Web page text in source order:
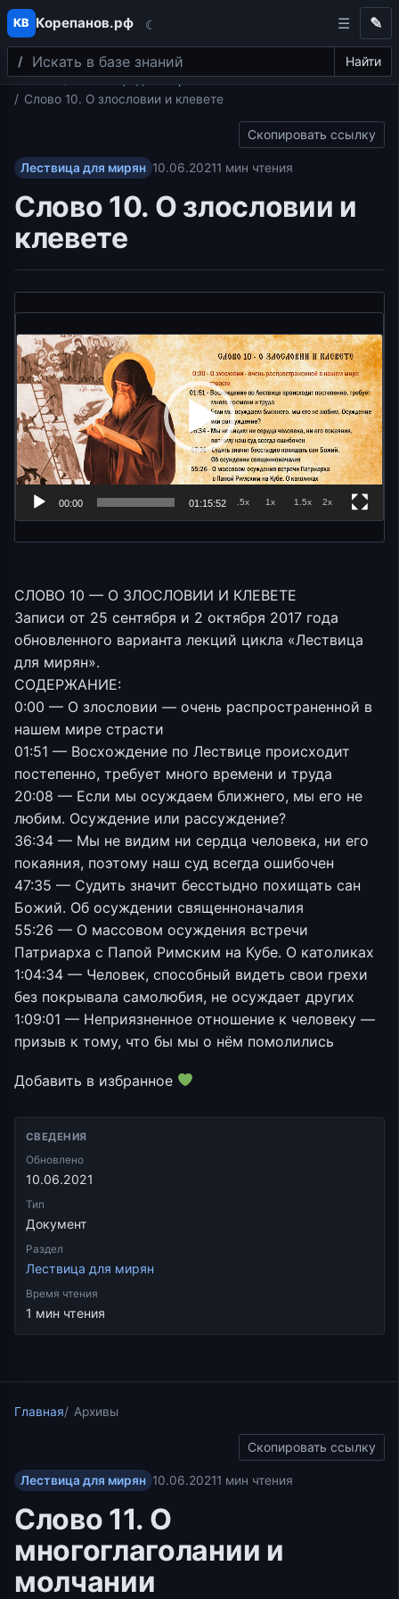
Перейти к содержимому
КВ Корепанов.рф ☾
Поиск Найти
✎
Главная
Лествица для мирян
Слово 10. О злословии и клевете
Скопировать ссылку
Лествица для мирян 10.06.20211 мин чтения
Слово 10. О злословии и
клевете
00:00 01:15:52 .5x 1x 1.5x 2x
СЛОВО 10 — О ЗЛОСЛОВИИ И КЛЕВЕТЕ
Записи от 25 сентября и 2 октября 2017 года
обновленного варианта лекций цикла «Лествица
для мирян».
СОДЕРЖАНИЕ:
0:00 — О злословии — очень распространенной в
нашем мире страсти
01:51 — Восхождение по Лествице происходит
постепенно, требует много времени и труда
20:08 — Если мы осуждаем ближнего, мы его не
любим. Осуждение или рассуждение?
36:34 — Мы не видим ни сердца человека, ни его
покаяния, поэтому наш суд всегда ошибочен
47:35 — Судить значит бесстыдно похищать сан
Божий. Об осуждении священноначалия
55:26 — О массовом осуждения встречи
Патриарха с Папой Римским на Кубе. О католиках
1:04:34 — Человек, способный видеть свои грехи
без покрывала самолюбия, не осуждает других
1:09:01 — Неприязненное отношение к человеку —
призыв к тому, что бы мы о нём помолились
Добавить в избранное
СВЕДЕНИЯ
Обновлено
10.06.2021
Тип
Документ
Раздел
Лествица для мирян
Время чтения
1 мин чтения
Главная Архивы
Скопировать ссылку
Лествица для мирян 10.06.20211 мин чтения
Слово 11. О
многоглаголании и
молчании